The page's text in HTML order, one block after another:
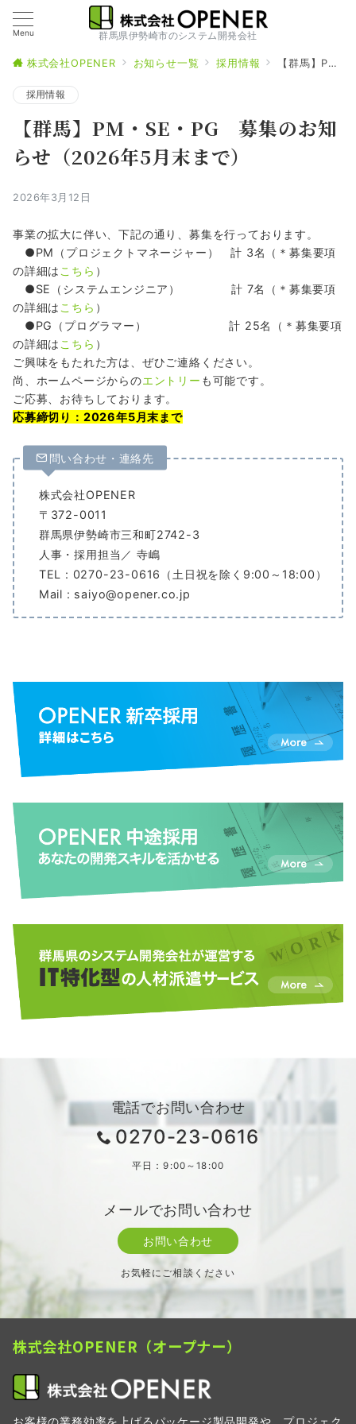
Menu 群馬県伊勢崎市のシステム開発会社
株式会社OPENER お知らせ一覧 採用情報 【群馬】PM・SE・PG 募集のお知らせ（2026年5月末まで）
採用情報
【群馬】PM・SE・PG 募集のお知
らせ（2026年5月末まで）
2026年3月12日
事業の拡大に伴い、下記の通り、募集を行っております。
●PM（プロジェクトマネージャー） 計 3名（＊募集要項
の詳細は こちら ）
●SE（システムエンジニア） 計 7名（＊募集要項
の詳細は こちら ）
●PG（プログラマー） 計 25名（＊募集要項
の詳細は こちら ）
ご興味をもたれた方は、ぜひご連絡ください。
尚、ホームページからのエントリー も可能です。
ご応募、お待ちしております。
応募締切り：2026年5月末まで
問い合わせ・連絡先
株式会社OPENER
〒372-0011
群馬県伊勢崎市三和町2742-3
人事・採用担当／ 寺嶋
TEL : 0270-23-0616（土日祝を除く9:00～18:00）
Mail : saiyo@opener.co.jp
電話でお問い合わせ
0270-23-0616
平日：9:00～18:00
メールでお問い合わせ
お問い合わせ
お気軽にご相談ください
株式会社OPENER（オープナー）